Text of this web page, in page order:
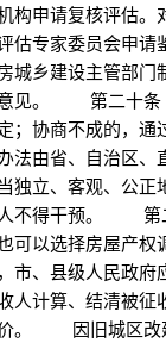
构申请复核评估。
评估专家委员会
城乡建设主管部门
意见。 第二十条
；协商不成的，通
办法由省、自治
独立、客观、公正
人不得干预。 第
也可以选择房屋
市、县级人民政府
人计算、结清被征
。 因旧城区改